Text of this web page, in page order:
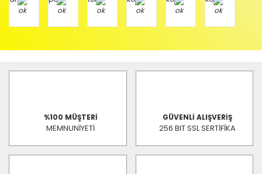
%100 MÜŞTERİ
MEMNUNİYETİ
GÜVENLİ ALIŞVERİŞ
256 BIT SSL SERTİFİKA